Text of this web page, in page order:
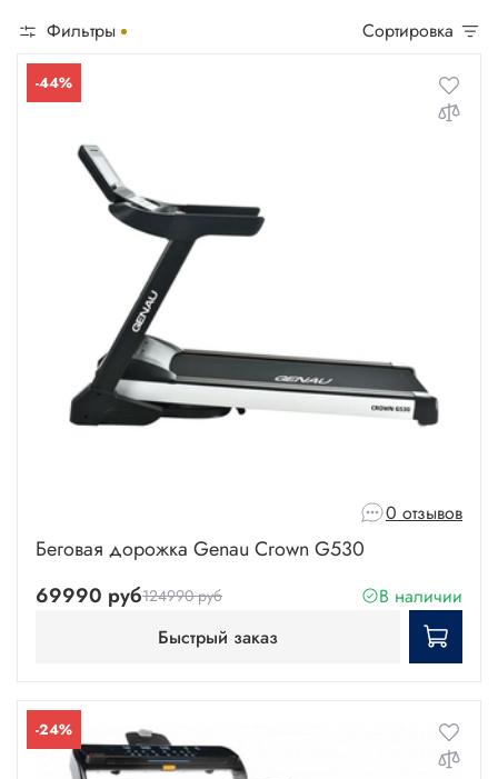
Фильтры Сортировка
-44%
0 отзывов
Беговая дорожка Genau Crown G530
69990 руб124990 руб
В наличии
Быстрый заказ
-24%